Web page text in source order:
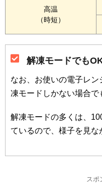
高温
（時短）
解凍モードでも
なお、お使いの電子レ
凍モードしかない場合で
解凍モードの多くは、
ているので、様子を見な
スポ